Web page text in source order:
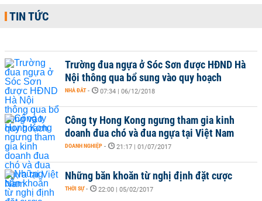
TIN TỨC
Trường đua ngựa ở Sóc Sơn được HĐND Hà
Nội thông qua bổ sung vào quy hoạch
NHÀ ĐẤT - 07:34 | 06/12/2018
Công ty Hong Kong ngưng tham gia kinh
doanh đua chó và đua ngựa tại Việt Nam
DOANH NGHIỆP - 21:17 | 01/07/2017
Những băn khoăn từ nghị định đặt cược
THỜI SỰ - 22:00 | 05/02/2017